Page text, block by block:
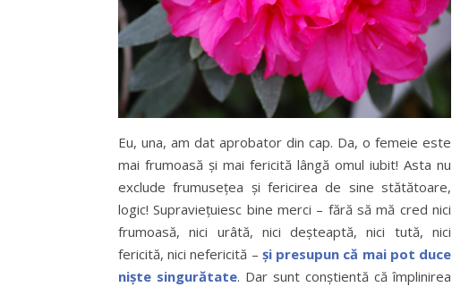
Eu, una, am dat aprobator din cap. Da, o femeie este
mai frumoasă și mai fericită lângă omul iubit! Asta nu
exclude frumusețea și fericirea de sine stătătoare,
logic! Supraviețuiesc bine merci – fără să mă cred nici
frumoasă, nici urâtă, nici deșteaptă, nici tută, nici
fericită, nici nefericită – și presupun că mai pot duce
niște singurătate. Dar sunt conștientă că împlinirea